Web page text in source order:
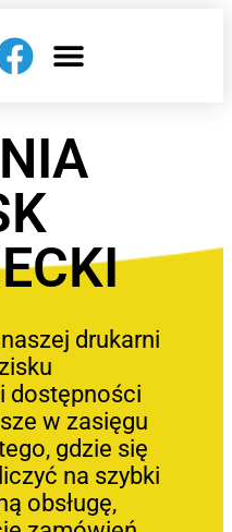
drukarni
dostępności
w zasięgu
gdzie się
na szybki
obsługę,